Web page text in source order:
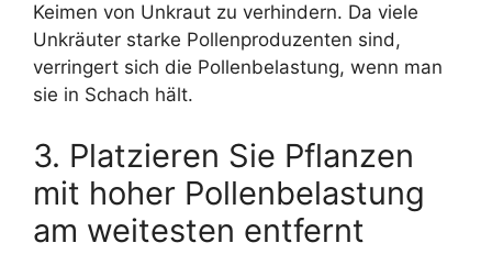
Keimen von Unkraut zu verhindern. Da viele
Unkräuter starke Pollenproduzenten sind,
verringert sich die Pollenbelastung, wenn man
sie in Schach hält.
3. Platzieren Sie Pflanzen
mit hoher Pollenbelastung
am weitesten entfernt